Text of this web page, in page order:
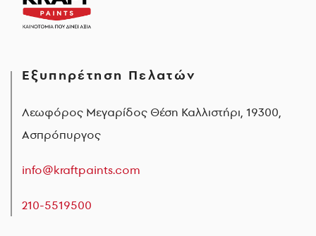
Εξυπηρέτηση Πελατών
Λεωφόρος Μεγαρίδος Θέση Καλλιστήρι, 19300,
Ασπρόπυργος
info@kraftpaints.com
210-5519500